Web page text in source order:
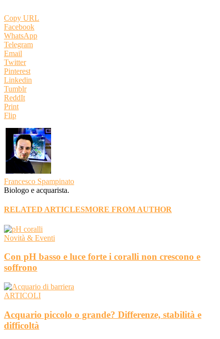
Copy URL
Facebook
WhatsApp
Telegram
Email
Twitter
Pinterest
Linkedin
Tumblr
ReddIt
Print
Flip
Francesco Spampinato
Biologo e acquarista.
RELATED ARTICLESMORE FROM AUTHOR
Novità & Eventi
Con pH basso e luce forte i coralli non crescono e
soffrono
ARTICOLI
Acquario piccolo o grande? Differenze, stabilità e
difficoltà